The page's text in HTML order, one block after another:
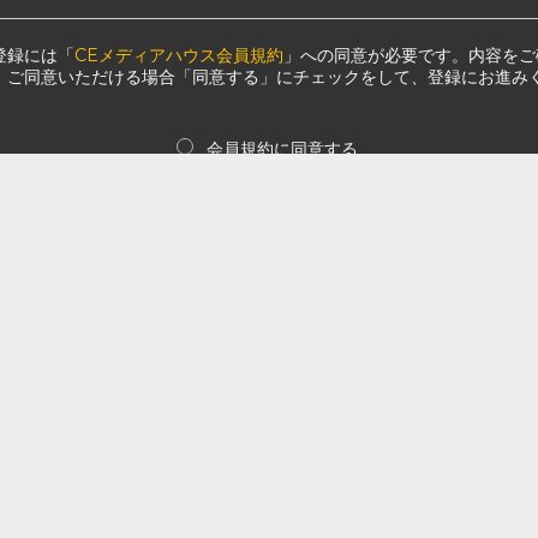
録には「CEメディアハウス会員規約 」への同意が必要です。内容を
ご同意いただける場合「同意する」にチェックをして、登録にお進み
会員規約に同意する